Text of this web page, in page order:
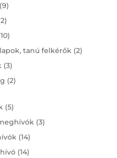
products
99
products
22
products
1010
productstanú felkérők 22
33
products
22
55
products
33
1414
products
1414